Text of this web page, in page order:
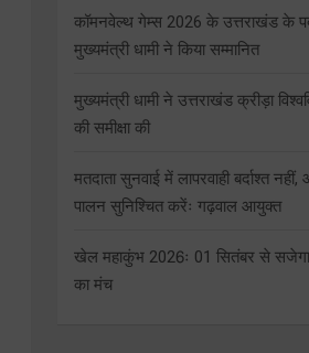
कॉमनवेल्थ गेम्स 2026 के उत्तराखंड के
मुख्यमंत्री धामी ने किया सम्मानित
मुख्यमंत्री धामी ने उत्तराखंड क्रीड़ा
की समीक्षा की
मतदाता सुनवाई में लापरवाही बर्दाश्त
पालन सुनिश्चित करेंः गढ़वाल आयुक्त
खेल महाकुंभ 2026ः 01 सितंबर से सजेगा
का मंच